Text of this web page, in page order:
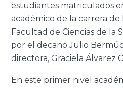
estudiantes matriculados
académico de la carrera
Facultad de Ciencias de la
por el decano Julio
directora, Graciela Álvarez
En este primer nivel